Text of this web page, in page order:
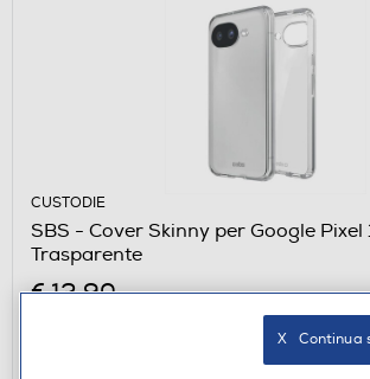
CUSTODIE
SBS - Cover Skinny per Google Pixel
Trasparente
€ 12,90
Ritiro in negozio in 30' gratuito:verifica
X   Continua